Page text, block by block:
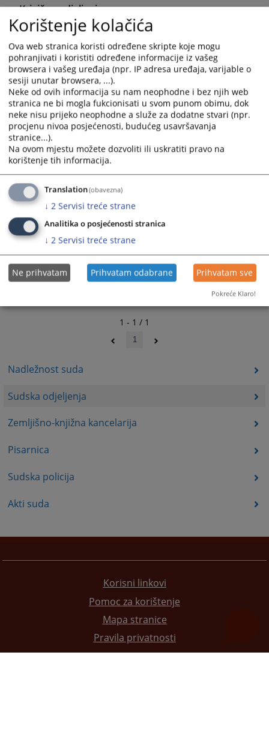
Nadležnost suda
Sudska odjeljenja
Zemljišno-knjižna kancelarija
Pisarnica
Sudska policija
Akti suda
Krivično odjeljenje,
Građansko odjeljenje,
Prekršajno odjeljenje i
Odjeljenje za maloljetnike.
1559PREGLEDA
1 - 1 / 1
1
Korisni linkovi
Pomoc za korištenje
Mapa stranice
Pravila privatnosti
Korištenje kolačića
Ova web stranica koristi određene skripte koje mogu
pohranjivati i koristiti određene informacije iz vašeg
browsera i vašeg uređaja (npr. IP adresa uređaja, varijable o
sesiji unutar browsera, ...).
Neke od ovih informacija su nam neophodne i bez njih web
stranica ne bi mogla fukcionisati u svom punom obimu, dok
neke nisu prijeko neophodne a služe za dodatne stvari (npr.
procjenu nivoa posjećenosti, budućeg usavršavanja
stranice...).
Na ovom mjestu možete dozvoliti ili uskratiti pravo na
korištenje tih informacija.
Translation(obavezna)
↓ 2 Servisi treće strane
Analitika o posjećenosti stranica
↓ 2 Servisi treće strane
Ne prihvatam Prihvatam odabrane Prihvatam sve
Pokreće Klaro!